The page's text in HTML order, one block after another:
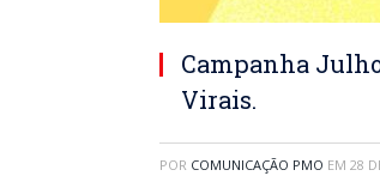
Campanha
Virais.
POR COMUNICAÇÃO PMO EM 28